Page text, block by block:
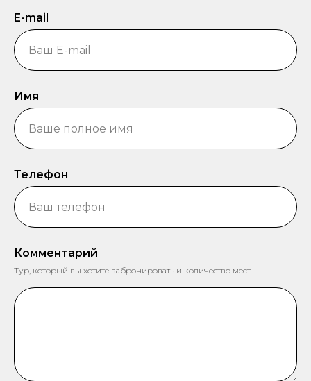
E-mail
Имя
Телефон
Комментарий
Тур, который вы хотите забронировать и количество мест